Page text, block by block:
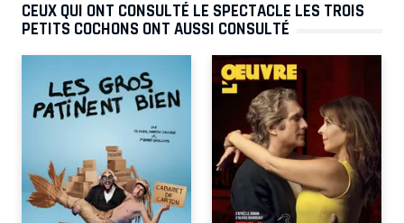
CEUX QUI ONT CONSULTÉ LE SPECTACLE LES TROIS
PETITS COCHONS ONT AUSSI CONSULTÉ